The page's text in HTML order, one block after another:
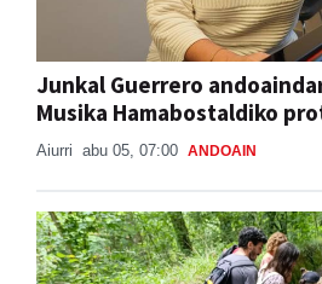
Junkal Guerrero
Musika Hamabostaldiko
Aiurri abu 05, 07:00 ANDOAIN